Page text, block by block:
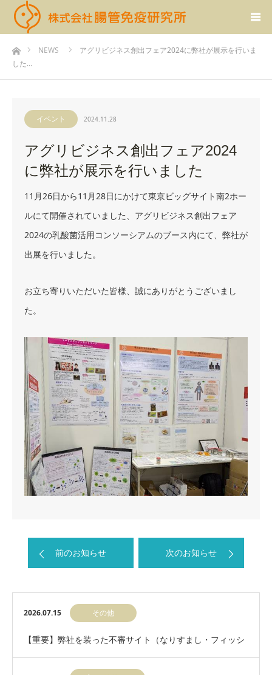
ホームNEWS
アグリビジネス創出フェア2024に弊社が展示を行いま
した…
イベント 2024.11.28
アグリビジネス創出フェア2024
に弊社が展示を行いました
11月26日から11月28日にかけて東京ビッグサイト南2ホー
ルにて開催されていました、アグリビジネス創出フェア
2024の乳酸菌活用コンソーシアムのブース内にて、弊社が
出展を行いました。
お立ち寄りいただいた皆様、誠にありがとうございまし
た。
前のお知らせ 次のお知らせ
2026.07.15 その他
【重要】弊社を装った不審サイト（なりすまし・フィッシ